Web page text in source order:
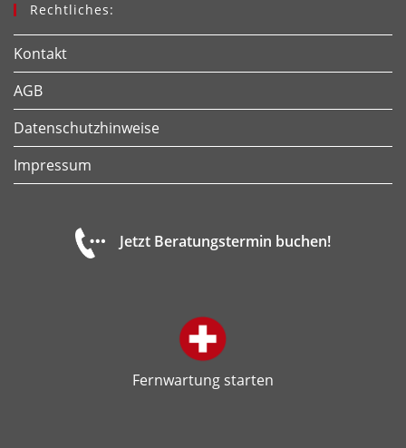
Rechtliches:
Kontakt
AGB
Datenschutzhinweise
Impressum
Jetzt Beratungstermin buchen!
Fernwartung starten